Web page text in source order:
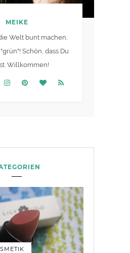
MEIKE
Welt bunt machen,
Schön, dass Du
Willkommen!